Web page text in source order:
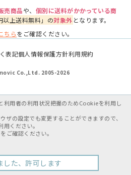
売商品や、 個別に送料がかかっている商
以上送料無料」の対象外 となります。
ちらをご確認ください。
表記個人情報保護方針利用規約
Co.,Ltd. 2005-2026
利用者の利用状況把握のためCookieを利用し
ザの設定でも変更することができますので、
ください。
をご確認ください。
した、許可します